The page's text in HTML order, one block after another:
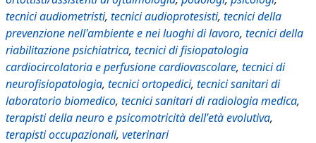
tecnici audiometristi, tecnici audioprotesisti, tecnici della
prevenzione nell'ambiente e nei luoghi di lavoro, tecnici della
riabilitazione psichiatrica, tecnici di fisiopatologia
cardiocircolatoria e perfusione cardiovascolare, tecnici di
neurofisiopatologia, tecnici ortopedici, tecnici sanitari di
laboratorio biomedico, tecnici sanitari di radiologia medica,
terapisti della neuro e psicomotricità dell'età evolutiva,
terapisti occupazionali, veterinari